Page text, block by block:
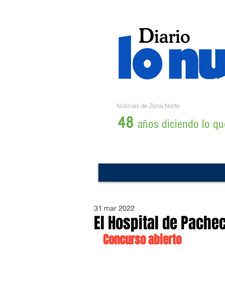
Noticias de Zona Norte
48 años diciendo lo
El Hospital de
31 mar 2022
Concurso abierto